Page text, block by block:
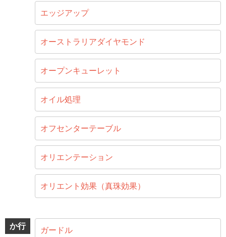
エッジアップ
オーストラリアダイヤモンド
オープンキューレット
オイル処理
オフセンターテーブル
オリエンテーション
オリエント効果（真珠効果）
か行 ガードル